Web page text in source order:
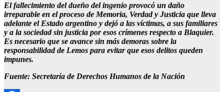
El fallecimiento del dueño del ingenio provocó un daño
irreparable en el proceso de Memoria, Verdad y Justicia que lleva
adelante el Estado argentino y dejó a las víctimas, a sus familiares
y a la sociedad sin justicia por esos crímenes respecto a Blaquier.
Es necesario que se avance sin más demoras sobre la
responsabilidad de Lemos para evitar que esos delitos queden
impunes.
Fuente: Secretaría de Derechos Humanos de la Nación